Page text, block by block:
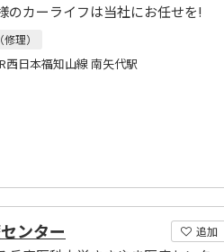
のカーライフは当社にお任せを!
理）
日本福知山線 南矢代駅
追加
ンター